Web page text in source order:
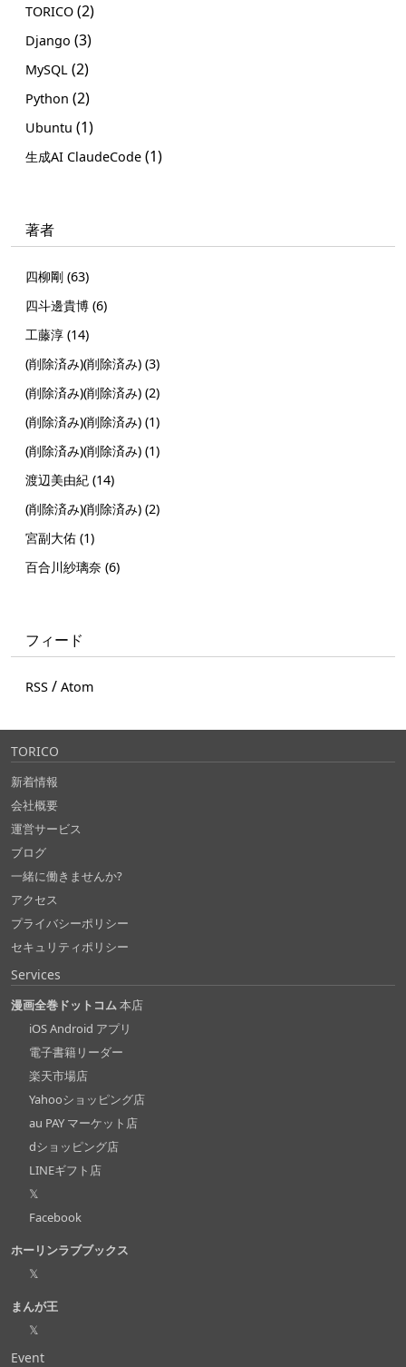
TORICO (2)
Django (3)
MySQL (2)
Python (2)
Ubuntu (1)
生成AI ClaudeCode (1)
著者
四柳剛 (63)
四斗邊貴博 (6)
工藤淳 (14)
(削除済み)(削除済み) (3)
(削除済み)(削除済み) (2)
(削除済み)(削除済み) (1)
(削除済み)(削除済み) (1)
渡辺美由紀 (14)
(削除済み)(削除済み) (2)
宮副大佑 (1)
百合川紗璃奈 (6)
フィード
RSS / Atom
TORICO
新着情報
会社概要
運営サービス
ブログ
一緒に働きませんか?
アクセス
プライバシーポリシー
セキュリティポリシー
Services
漫画全巻ドットコム本店
iOS Android アプリ
電子書籍リーダー
楽天市場店
Yahooショッピング店
au PAY マーケット店
dショッピング店
LINEギフト店
𝕏
Facebook
ホーリンラブブックス
𝕏
まんが王
𝕏
Event